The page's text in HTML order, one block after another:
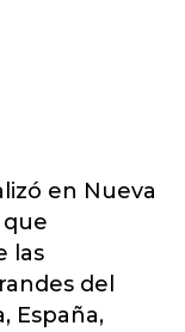
en Nueva
las
del
España,